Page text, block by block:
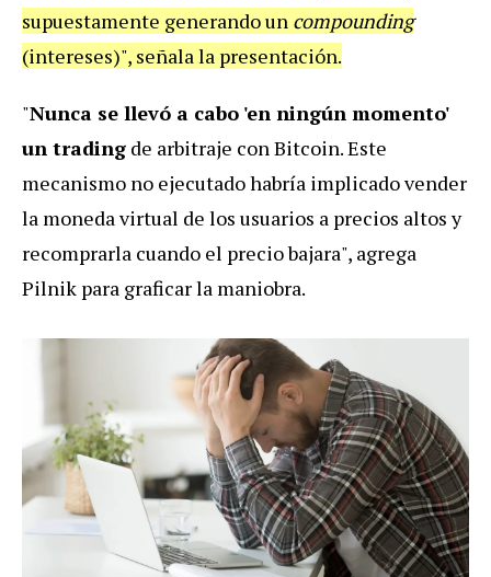
supuestamente generando un compounding
(intereses)", señala la presentación.
"Nunca se llevó a cabo 'en ningún momento'
un trading de arbitraje con Bitcoin. Este
mecanismo no ejecutado habría implicado vender
la moneda virtual de los usuarios a precios altos y
recomprarla cuando el precio bajara", agrega
Pilnik para graficar la maniobra.